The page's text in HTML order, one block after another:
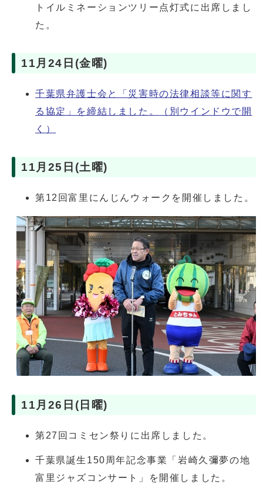
トイルミネーションツリー点灯式に出席しまし
た。
11月24日(金曜)
千葉県弁護士会と「災害時の法律相談等に関す
る協定」を締結しました。
（別ウインドウで開
く）
11月25日(土曜)
第12回富里にんじんウォークを開催しました。
11月26日(日曜)
第27回コミセン祭りに出席しました。
千葉県誕生150周年記念事業「岩崎久彌夢の地
富里ジャズコンサート」を開催しました。